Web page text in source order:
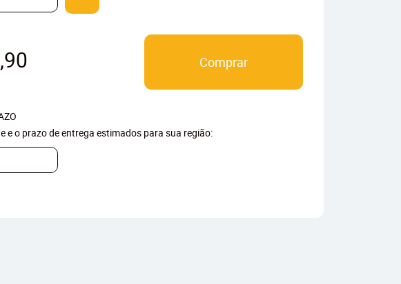
Comprar
e o prazo de entrega estimados para sua região: